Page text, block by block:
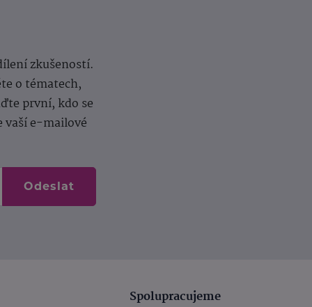
zkušeností.
o tématech,
první, kdo se
vaší e-mailové
Odeslat
Spolupracujeme